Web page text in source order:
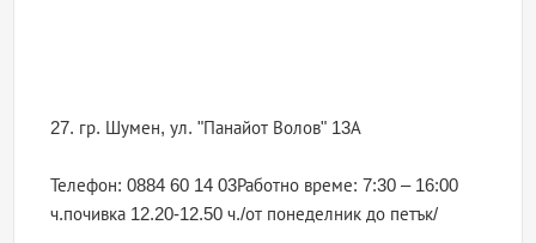
27. гр. Шумен, ул. "Панайот Волов" 13А
Телефон: 0884 60 14 03Работно време: 7:30 – 16:00
ч.почивка 12.20-12.50 ч./от понеделник до петък/